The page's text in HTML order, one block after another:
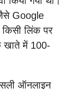
Google
किसी लिंक पर
खाते में 100-
ऑनलाइन